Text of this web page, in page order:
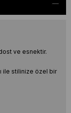
ve esnektir.
ile stilinize özel bir